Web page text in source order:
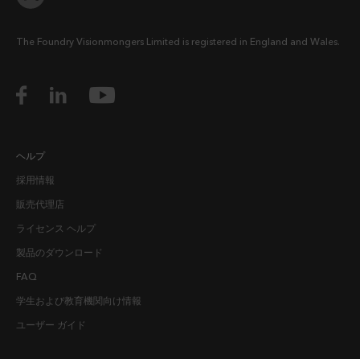
The Foundry Visionmongers Limited is registered in England and Wales.
ヘルプ
採用情報
販売代理店
ライセンス ヘルプ
製品のダウンロード
FAQ
学生および教育機関向け情報
ユーザー ガイド